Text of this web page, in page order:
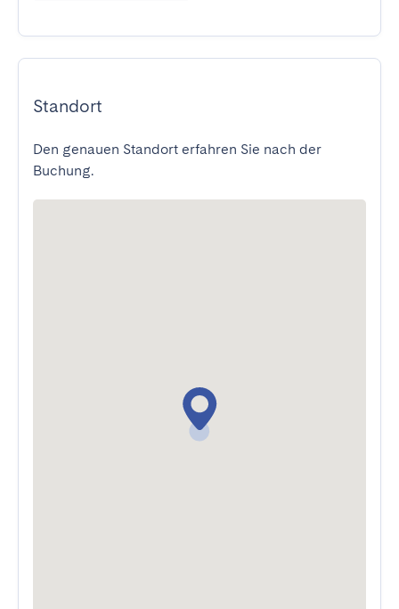
Standort
Den genauen Standort erfahren Sie nach der
Buchung.